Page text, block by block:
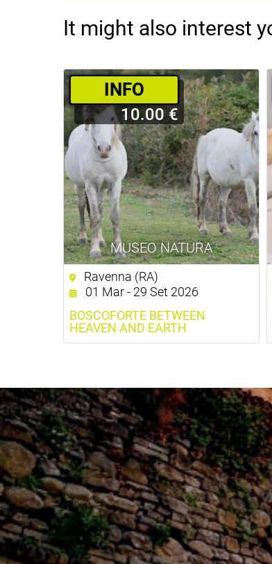
It might also interest
MUSEO NATURA
­INFO
10.00 €
Ravenna (RA)
01 Mar - 29 Set 2026
BOSCOFORTE BETWEEN
HEAVEN AND EARTH